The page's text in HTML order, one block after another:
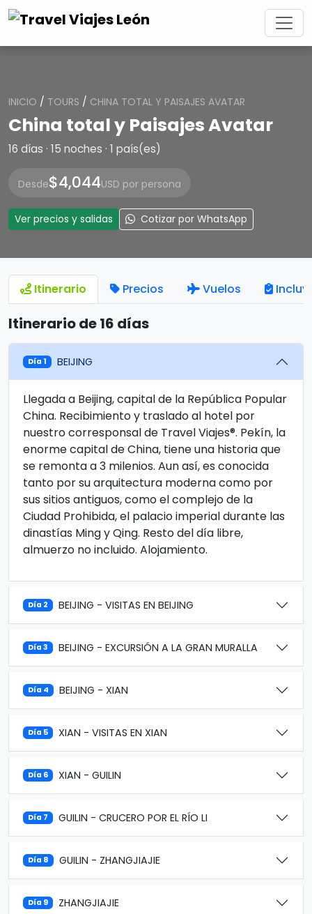
INICIO / TOURS / CHINA TOTAL Y PAISAJES AVATAR
China total y Paisajes Avatar
16 días · 15 noches · 1 país(es)
Desde$4,044USD por persona
Ver precios y salidas Cotizar por WhatsApp
Itinerario Precios Vuelos
Itinerario de 16 días
Día 1 BEIJING
Llegada a Beijing, capital de la República Popular
China. Recibimiento y traslado al hotel por
nuestro corresponsal de Travel Viajes®. Pekín, la
enorme capital de China, tiene una historia que
se remonta a 3 milenios. Aun así, es conocida
tanto por su arquitectura moderna como por
sus sitios antiguos, como el complejo de la
Ciudad Prohibida, el palacio imperial durante las
dinastías Ming y Qing. Resto del día libre,
almuerzo no incluido. Alojamiento.
Día 2 BEIJING - VISITAS EN BEIJING
Día 3 BEIJING - EXCURSIÓN A LA GRAN MURALLA
Día 4 BEIJING - XIAN
Día 5 XIAN - VISITAS EN XIAN
Día 6 XIAN - GUILIN
Día 7 GUILIN - CRUCERO POR EL RÍO LI
Día 8 GUILIN - ZHANGJIAJIE
Día 9 ZHANGJIAJIE